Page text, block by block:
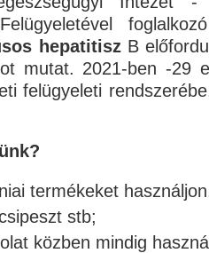
hepatitiszB
mutat. 2021-ben -29
felügyeleti
termékeket
stb;
közben mindig